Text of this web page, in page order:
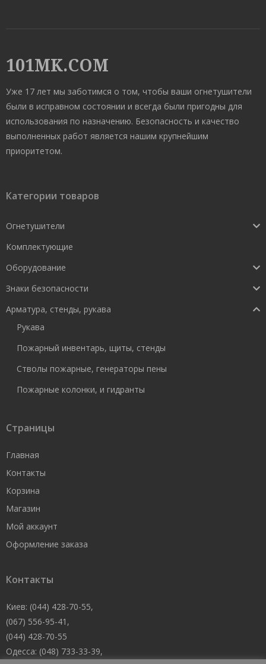
101MK.COM
Уже 17 лет мы заботимся о том, чтобы ваши огнетушители
были в исправном состоянии и всегда были пригодны для
использования по назначению. Безопасность и качество
выполненных работ является нашим крупнейшим
приоритетом.
Категории товаров
Огнетушители
Комплектующие
Оборудование
Знаки безопасности
Арматура, стенды, рукава
Рукава
Пожарный инвентарь, щиты, стенды
Стволы пожарные, генераторы пены
Пожарные колонки, и гидранты
Страницы
Главная
Контакты
Корзина
Магазин
Мой аккаунт
Оформление заказа
Контакты
Киев: (044) 428-70-55,
(067) 556-95-41,
(044) 428-70-55
Одесса: (048) 733-33-39,